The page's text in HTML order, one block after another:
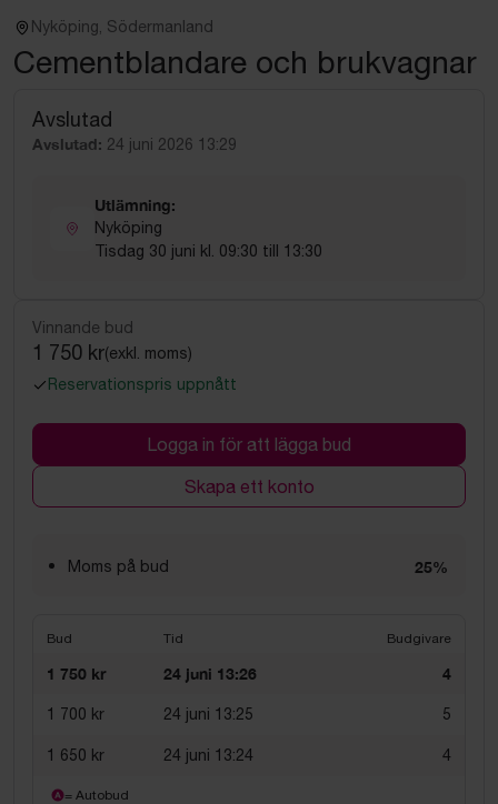
Nyköping, Södermanland
Cementblandare och brukvagnar
Avslutad
Avslutad: 24 juni 2026 13:29
Utlämning:
Nyköping
Tisdag 30 juni kl. 09:30 till 13:30
Vinnande bud
1 750 kr(exkl. moms)
Reservationspris uppnått
Logga in för att lägga bud
Skapa ett konto
Moms på bud 25%
Bud Tid Budgivare
1 750 kr 24 juni 13:26 4
1 700 kr 24 juni 13:25 5
1 650 kr 24 juni 13:24 4
= Autobud